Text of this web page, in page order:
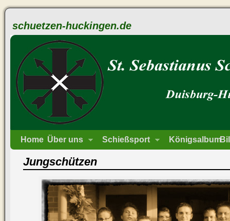
schuetzen-huckingen.de
Home Über uns Schießsport Königsalbum
Jungschützen